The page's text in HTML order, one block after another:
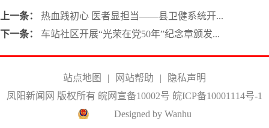
上一条：
热血践初心 医者显担当——县卫健系统开...
下一条：
车站社区开展“光荣在党50年”纪念章颁发...
站点地图 | 网站帮助 |
隐私声明
凤阳新闻网 版权所有 皖网宣备10002号 皖ICP备10001114号-1
Designed by Wanhu